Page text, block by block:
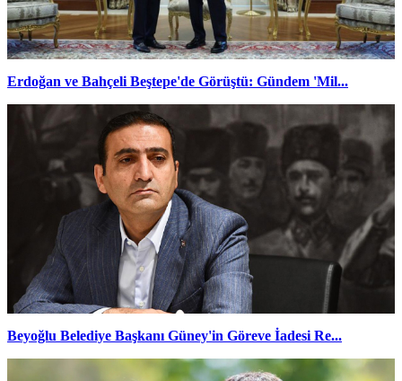
Erdoğan ve Bahçeli Beştepe'de Görüştü: Gündem 'Mil...
Beyoğlu Belediye Başkanı Güney'in Göreve İadesi Re...